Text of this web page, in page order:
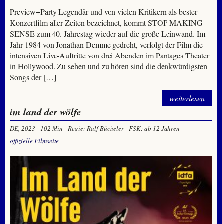
Preview+Party Legendär und von vielen Kritikern als bester
Konzertfilm aller Zeiten bezeichnet, kommt STOP MAKING
SENSE zum 40. Jahrestag wieder auf die große Leinwand. Im
Jahr 1984 von Jonathan Demme gedreht, verfolgt der Film die
intensiven Live-Auftritte von drei Abenden im Pantages Theater
in Hollywood. Zu sehen und zu hören sind die denkwürdigsten
Songs der […]
weiterlesen
im land der wölfe
DE, 2023 102 Min Regie: Ralf Bücheler FSK: ab 12 Jahren
offizielle Filmseite